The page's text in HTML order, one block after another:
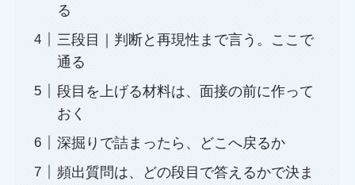
る
三段目｜判断と再現性まで言う。ここで
通る
段目を上げる材料は、面接の前に作って
おく
深掘りで詰まったら、どこへ戻るか
頻出質問は、どの段目で答えるかで決ま